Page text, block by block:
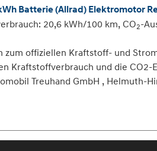
Batterie (Allrad) Elektromotor
20,6 kWh/100 km, CO2-
offiziellen Kraftstoff- und
Kraftstoffverbrauch und die
Treuhand GmbH ,